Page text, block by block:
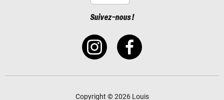
Suivez-nous !
Copyright © 2026 Louis